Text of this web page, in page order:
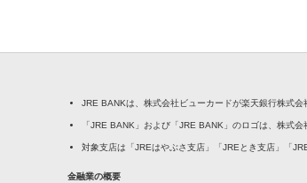
JRE BANKは、株式会社ビューカードが楽天銀行株式
「JRE BANK」および「JRE BANK」のロゴは、株式会
対象支店は「JREはやぶさ支店」「JREとき支店」「
金融業の概要